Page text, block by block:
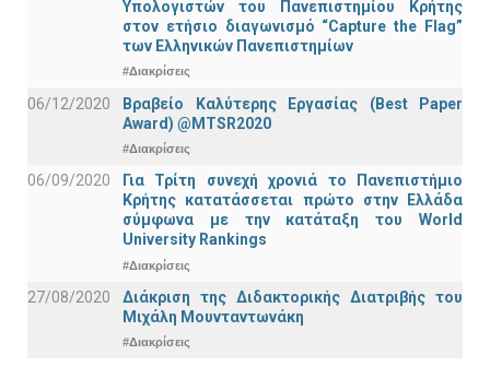
Υπολογιστών του Πανεπιστημίου Κρήτης
στον ετήσιο διαγωνισμό “Capture the Flag”
των Ελληνικών Πανεπιστημίων
#Διακρίσεις
06/12/2020
Βραβείο Καλύτερης Εργασίας (Best Paper
Award) @MTSR2020
#Διακρίσεις
06/09/2020
Για Τρίτη συνεχή χρονιά το Πανεπιστήμιο
Κρήτης κατατάσσεται πρώτο στην Ελλάδα
σύμφωνα με την κατάταξη του World
University Rankings
#Διακρίσεις
27/08/2020
Διάκριση της Διδακτορικής Διατριβής του
Μιχάλη Μουνταντωνάκη
#Διακρίσεις